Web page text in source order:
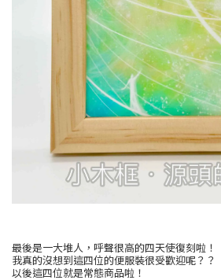
最後是一大堆人，呼聲很高的四天使復刻啦！
我真的沒想到這四位的便服裝很受歡迎呢？？
以後這四位就是常態商品啦！